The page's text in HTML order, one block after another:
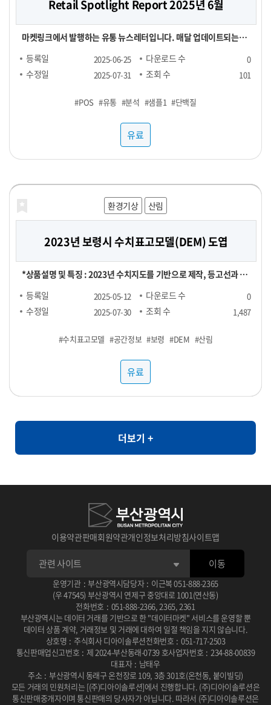
Retail Spotlight Report 2025년 6월
마켓링크에서 발행하는 유통 뉴스레터입니다. 매달 업데이트되는
Retail Spotlight Report를 통해 최신 비즈니스 소식과 유용한 정
보를 전달해드립니다. -■ 25년 6월 분석 주제 : 단백질(프로틴) -■
KAD(Key Account Data) - KADA(Key Account Data
등록일 2025-06-25 다운로드 수 0
수정일 2025-07-31 조회 수 101
#POS #유통 #분석 #샘플1 #단백질
유료
해양농축수산 농식품
대형마트 농산물 실구매 영수증 데이터
실구매 영수증 기반 대형마트 농산물(과일, 채소) 소비 데이터 - 기간
및 용량에 따라 가격 협의 - 구매 가능 기간 : 24년 1월 ~ - 구매 채널 :
대형마트 - 주요 컬럼 : 영수증_이름, 회원_번호, 성별, 연령대, 구매
(과일, 채소) 구매가 포함된 영수증 RAW DATA로, 바스켓 분석 등에
등록일 2025-06-25 다운로드 수 0
수정일 2025-07-31 조회 수 129
#농산물 #대형마트 #영수증 #과일 #채소
유료
재정금융 농식품
영수증 이미지 데이터
[영수증 이미지 데이터 장당 100원] 채널 : 대형마트, 편의점 기간 :
24년 1월 ~ ※온라인, 오프라인 모두 포함되어있으며 사진마다 화질
이 다를 수 있음
등록일 2025-06-24 다운로드 수 0
수정일 2025-07-31 조회 수 107
#샘플1 #샘플4 #영수증 #샘플3 #샘플2
유료
해양농축수산 농식품
전국 지역별 외식 물가
[POS 기반 전국 지역별 외식 물가 데이터] - 1개월 기준 -- 집계형 (지
역별 메뉴 최저가, 최고가, 중앙값, Q1, Q3 값) : 업종당 9만 9천원 --
RAW : 500만원 *협의 -- 지역 구분 : 전국 17개 광역시도 -- 업종 구
찌개, 된장찌개, 삼계탕 설렁탕, 짜장면, 짬뽕, 칼국수 ▷ 카페 : 바닐
라라떼(HOT), 바닐라라떼(ICE), 스무디, 아메리카노(HOT), 아메
리카노(ICE), 에이드, 카라멜마끼아또(HOT), 카라멜마끼아또
(ICE) ▷ 분식 : 김밥(야채), 김밥(참치), 김밥(치즈), 돈까스, 떡볶이,
등록일 2025-06-24 다운로드 수 0
수정일 2025-07-31 조회 수 106
#외식 #샘플2 #물가 #샘플1 #샘플3
유료
재정금융 농식품
신용카드 채널별 TOP 100 SKU
[신용카드 결제 데이터] ▶ 채널별 TOP 100 SKU : 29,000원 ▶
RAW 형 데이터 : 5,000,000원 채널 : 네이버, 오아시스마켓, 자연드
림, 컬리, 쿠팡 기간 : 25년 1월 ~ FACT : 매출수량 기준 TOP 100
등록일 2025-06-24 다운로드 수 0
수정일 2025-07-31 조회 수 92
#샘플3 #카드 #샘플1 #샘플2 #샘플4
유료
보건의료 라이프로그
[합성] HTB 스트레스 진단데이터
본 데이터는 "헬스브릿지"의 "스트레스 진단데이터"를 기반으로,
GAN(적대적 생성 신경망, Generative Adversarial Networks)
모델을 활용하여 생성한 가상의 합성데이터입니다. 합성데이터는 개
니고 있어 임상 연구 및 의료 알고리즘 개발에 적합합니다. 본 데이터
셋은 개인정보 보호 및 연구 목적을 위해 합성데이터(Synthetic
Data) 기법을 기반으로 생성되었습니다. 합성데이터는 실제 데이터
운 분석이 가능하도록 설계되었습니다. 특히 의료/보건/사회 데이터
와 같이 민감한 정보의 활용도가 제한되는 환경에서도 안전하게 고품
질의 데이터 분석을 지원할 수 있습니다. [개요] - 한국인의 자가 정신
유형 코드 - 자기진단 우울 - 자기진단 불안 - 자기진단 스트레스 - 자
기진단 외상후점수 - 상담사 진단 우울 - 상담사 진단 불안 - 상담사 진
에서 주요우울장애 선별을 위한 PHQ-2/PHQ-9 연속선별검사의 유
용성 연구 목적: 일차의료 환경에서 PHQ-2와 PHQ-9를 연속적으로
사용하는 선별검사의 효율성과 정확성을 평가 사용 데이터: 2010년
2월부터 6월까지 일개 대학병원 외래환자 201명을 대상으로 PHQ-
2, PHQ-9, BDI 설문조사 및 DSM-IV 기준에 따른 주치의 면담 주요
결과: PHQ-2/PHQ-9 연속선별검사는 단독 시행보다 진단 정확도가
높고 소요 시간이 적어 일차진료에서 우울증 선별에 유용한 도구로
확인됨 DOI / 링크: 논문 보기 � 뇌교육 기반 명상과 응용근신경학
등록일 2025-06-07 다운로드 수 1
수정일 2025-07-29 조회 수 89
#PTSD #스트레스 #우울 #불안 #합성데이터 #정신건강
유료
환경기상 산림
2023년 보령시 수치표고모델(DEM) 도엽
*상품설명 및 특징 : 2023년 수치지도를 기반으로 제작, 등고선과 표
고점을 활용했은며, 등고오류와 표고오류를 수정 *기간 및 범위 :
2023년 1월 ~ 2023년 12월 *컬럼정보 : 비정형이미지로 칼럼정보
예제 : 각종 GIS시스템 및 서비스 구축 *제한: 본자료는 민간 대상 공
개제한자료로서 민간에 제공할 수 없습니다. *국가공간정보기본법
에 따른 비공개 데이터이므로 민간에게는 판매할 수 없습니다. 공공
등록일 2025-05-12 다운로드 수 0
수정일 2025-07-30 조회 수 1,487
#수치표고모델 #공간정보 #보령 #DEM #산림
유료
더보기 +
이용약관판매회원약관개인정보처리방침사이트맵
운영기관 : 부산광역시담당자 : 이근복051-888-2365
(우 47545) 부산광역시 연제구 중앙대로 1001(연산동)
전화번호 : 051-888-2366, 2365, 2361
부산광역시는 데이터 거래를 기반으로 한 "데이터마켓" 서비스를 운영할 뿐
데이터 상품 계약, 거래정보 및 거래에 대하여 일절 책임을 지지 않습니다.
상호명 : 주식회사 디아이솔루션전화번호 : 051-717-2503
통신판매업신고번호 : 제 2024-부산동래-0739 호사업자번호 : 234-88-00839
대표자 : 남태우
주소 : 부산광역시 동래구 온천장로 109, 3층 301호(온천동, 붙이빌딩)
모든 거래의 민원처리는 [(주)디아이솔루션]에서 진행합니다. (주)디아이솔루션은
통신판매중개자이며 통신판매의 당사자가 아닙니다. 따라서 (주)디아이솔루션은
이동